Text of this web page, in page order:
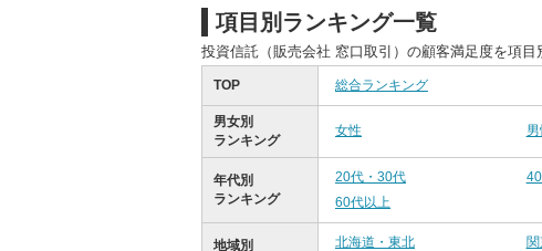
項目別ランキング一覧
投資信託（販売会社 窓口取引）の顧客満足度を項目
TOP 総合ランキング
男女別
ランキング
女性
年代別
ランキング
20代・30代
60代以上
地域別 北海道・東北